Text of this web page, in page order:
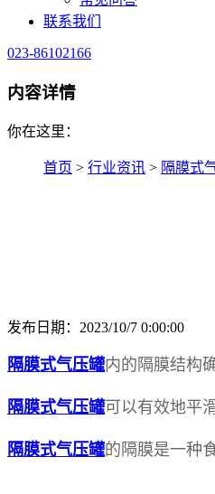
联系我们
023-86102166
内容详情
你在这里：
首页 > 行业资讯 > 隔膜式
发布日期：2023/10/7 0:00:00
隔膜式气压罐内的隔膜结构
隔膜式气压罐可以有效地平
隔膜式气压罐的隔膜是一种